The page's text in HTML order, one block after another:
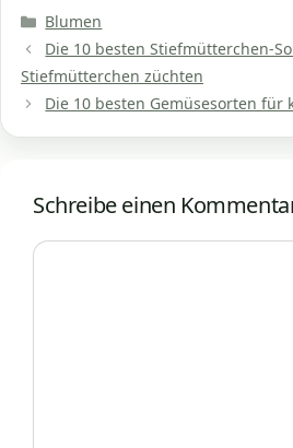
Kategorien
Blumen
Die 10 besten Stiefmütterchen-
Stiefmütterchen züchten
Die 10 besten Gemüsesorten für
Schreibe einen
Kommentar